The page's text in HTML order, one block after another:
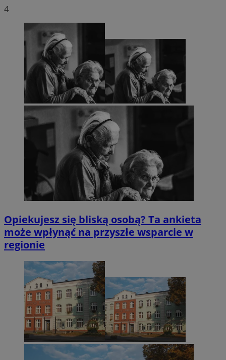
4
Opiekujesz się bliską osobą? Ta ankieta
może wpłynąć na przyszłe wsparcie w
regionie